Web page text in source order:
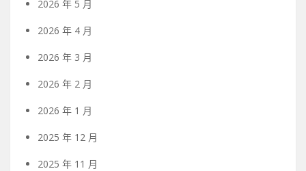
2026 年 5 月
2026 年 4 月
2026 年 3 月
2026 年 2 月
2026 年 1 月
2025 年 12 月
2025 年 11 月